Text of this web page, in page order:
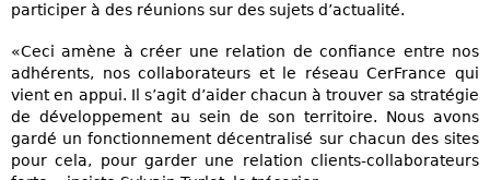
participer à des réunions sur des sujets d’actualité.
«Ceci amène à créer une relation de confiance entre nos
adhérents, nos collaborateurs et le réseau CerFrance qui
vient en appui. Il s’agit d’aider chacun à trouver sa stratégie
de développement au sein de son territoire. Nous avons
gardé un fonctionnement décentralisé sur chacun des sites
pour cela, pour garder une relation clients-collaborateurs